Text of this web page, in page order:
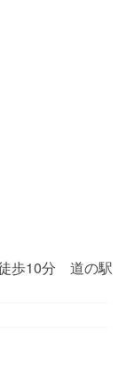
歩10分 道の駅